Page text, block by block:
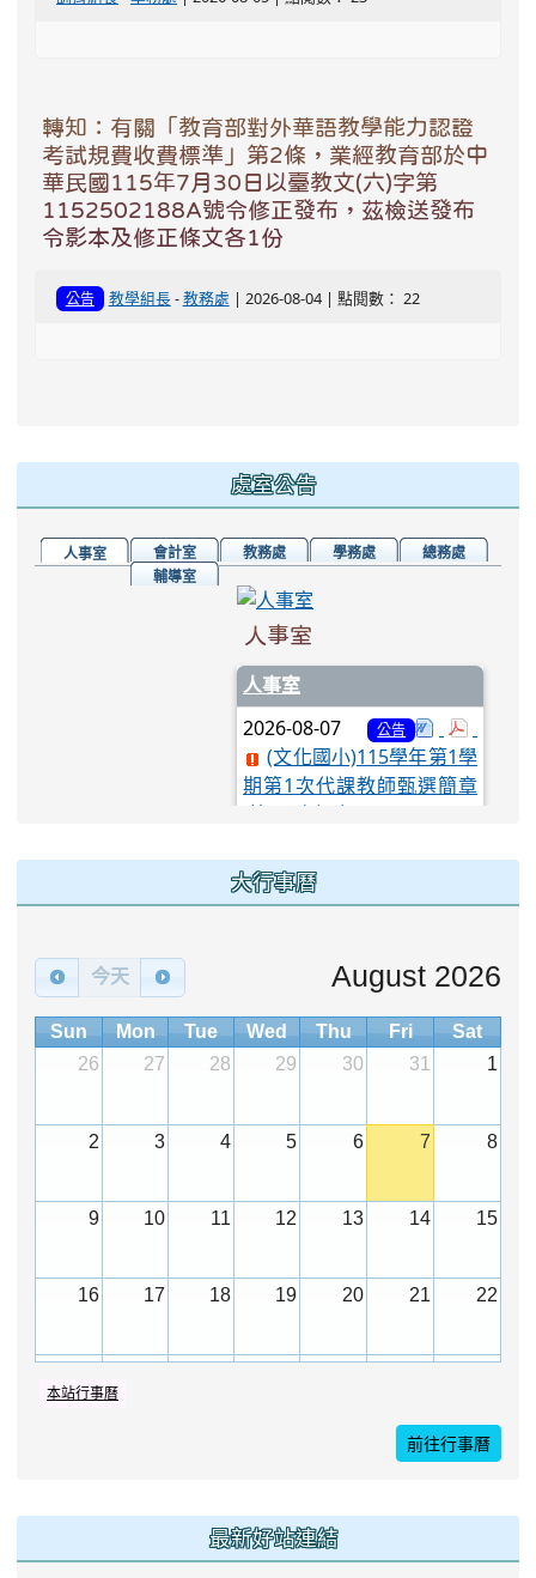
轉知：有關「教育部對外華語教學能力認證
考試規費收費標準」第2條，業經教育部於中
華民國115年7月30日以臺教文(六)字第
1152502188A號令修正發布，茲檢送發布
令影本及修正條文各1份
公告 教學組長-教務處 | 2026-08-04 | 點閱數： 22
處室公告
人事室 會計室 教務處 學務處
總務處
輔導室
人事室
人事室
2026-08-07 公告
(文化國小)115學年第1學
期第1次代課教師甄選簡章
(第1-7次招考)
2026-07-30 公告
(文化國小)115學年第1學
期第2次代理專任輔導教師
2026-08-04 公告
轉知法務
部辦理「中華民國聯合國反
貪腐公約第三次國家報告國
際審查會議」
部函以，有關大陸委員會函
應申請許可一案
師甄選(第3次招考)結果公告
2026-07-29
本校115
輔導教師甄選(第7次招考)結
學年度第1學期第2次代理教
師甄選(第2次招考)結果公告
大行事曆
今天 August 2026
Sun Mon Tue Wed Thu Fri
Sat
26
27 28 29 30 31 1
2 3 4 5 6 7 8
9 10 11 12 13 14 15
16 17 18 19 20 21 22
4 5
本站行事曆
前往行事曆
最新好站連結